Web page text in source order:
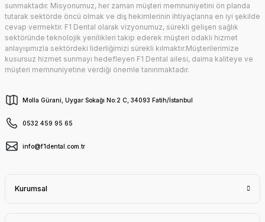
sunmaktadır. Misyonumuz, her zaman müşteri memnuniyetini ön planda
tutarak sektörde öncü olmak ve diş hekimlerinin ihtiyaçlarına en iyi şekilde
cevap vermektir. F1 Dental olarak vizyonumuz, sürekli gelişen sağlık
sektöründe teknolojik yenilikleri takip ederek müşteri odaklı hizmet
anlayışımızla sektördeki liderliğimizi sürekli kılmaktır.Müşterilerimize
kusursuz hizmet sunmayı hedefleyen F1 Dental ailesi, daima kaliteye ve
müşteri memnuniyetine verdiği önemle tanınmaktadır.
Molla Gürani, Uygar Sokağı No:2 C, 34093 Fatih/İstanbul
0532 459 95 65
info@f1dental.com.tr
Kurumsal